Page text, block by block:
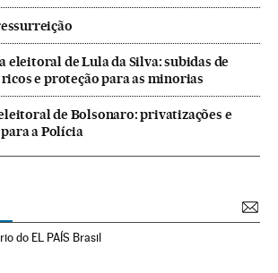
eleitoral de Lula da Silva: subidas de
e proteção para as minorias
de Bolsonaro: privatizações e
a Polícia
do EL PAÍS Brasil